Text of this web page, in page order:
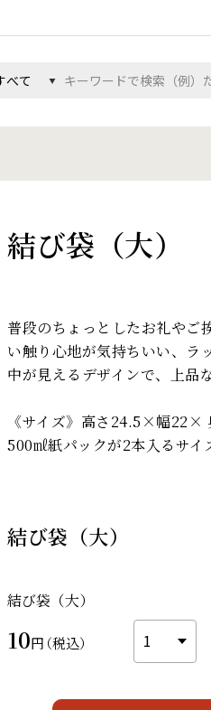
結び袋（大）
普段のちょっとしたお礼やご
い触り心地が気持ちいい、ラ
中が見えるデザインで、上品
《サイズ》高さ24.5×幅22×
500㎖紙パックが2本入るサイ
結び袋（大）
結び袋（大）
10円（税込）